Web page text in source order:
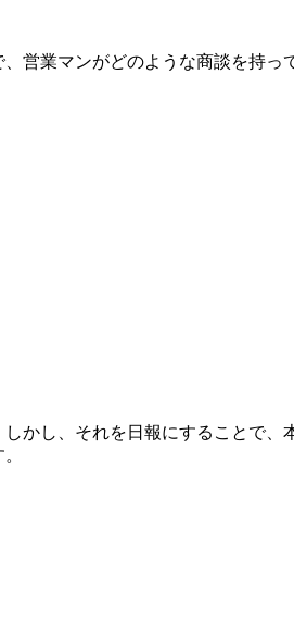
営業マンがどのような商談を持っ
かし、それを日報にすることで、